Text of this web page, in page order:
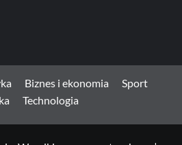
Biznes i ekonomia
Sport
Technologia